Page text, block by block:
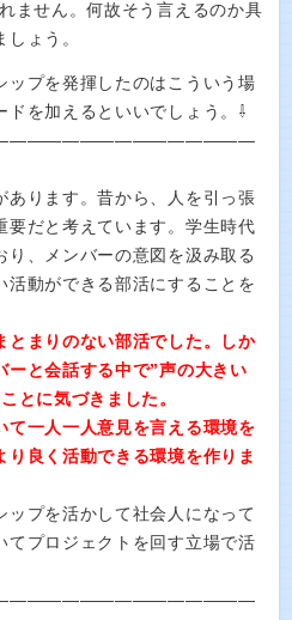
ません。何故そう言えるのか具
ょう。
ップを発揮したのはこういう場
ドを加えるといいでしょう。⇩
あります。昔から、人を引っ張
要だと考えています。学生時代
り、メンバーの意図を汲み取る
活動ができる部活にすることを
とまりのない部活でした。しか
ーと会話する中で”声の大きい
とに気づきました。
て一人一人意見を言える環境を
良く活動できる環境を作りま
ップを活かして社会人になって
てプロジェクトを回す立場で活